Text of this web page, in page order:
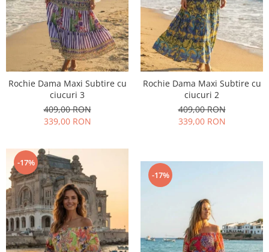
Rochie Dama Maxi Subtire cu
ciucuri 3
409,00 RON
339,00 RON
Rochie Dama Maxi Subtire cu
ciucuri 2
409,00 RON
339,00 RON
-17%
-17%